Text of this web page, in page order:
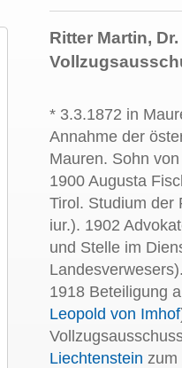
Ritter Martin,
* 3.3.1872 in
Annahme der
Mauren. Sohn
1900 Augusta
Tirol. Studium der
iur.). 1902
und Stelle im
1918 Beteiligung
Leopold von Imhof
Liechtenstein zum